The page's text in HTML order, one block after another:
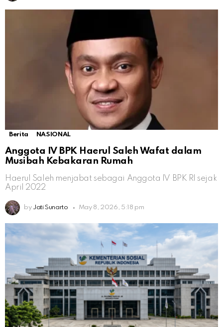
Berita NASIONAL
Anggota IV BPK Haerul Saleh Wafat dalam
Musibah Kebakaran Rumah
Haerul Saleh menjabat sebagai Anggota IV BPK RI sejak
April 2022
by Jati Sunarto May 8, 2026, 5:18 pm